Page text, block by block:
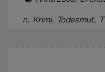
n, Krimi, Todesmut,